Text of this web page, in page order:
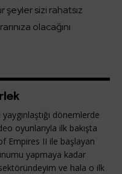
sizi rahatsız
olacağını
dönemlerde
oyunlarıyla ilk bakışta
Empires II ile başlayan
yapmaya kadar
ve hala o ilk